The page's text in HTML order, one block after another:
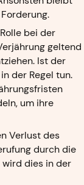
bei der
geltend
Ist der
der Regel tun.
um ihre
Verlust des
durch die
wird dies in der